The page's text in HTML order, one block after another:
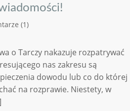
(1)
o Tarczy nakazuje rozpatrywać
nas zakresu są
dowodu lub co do której
na rozprawie. Niestety, w